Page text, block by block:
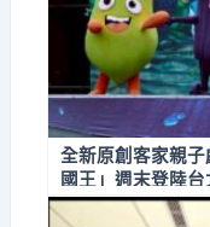
全新原創客家親
國王」週末登陸台